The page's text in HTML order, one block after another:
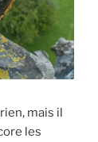
mais il
les